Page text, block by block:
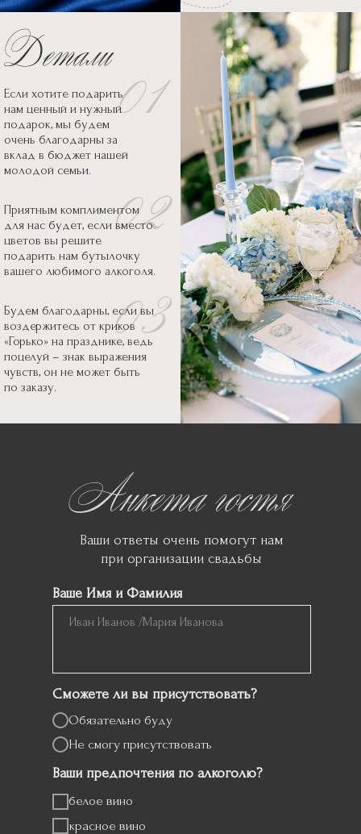
Если хотите подарить
нам ценный и нужный
подарок, мы будем
очень благодарны за
вклад в бюджет нашей
молодой семьи.
Приятным комплиментом
для нас будет, если вместо
цветов вы решите
подарить нам бутылочку
вашего любимого алкоголя.
Будем благодарны, если вы
воздержитесь от криков
«Горько» на празднике, ведь
поцелуй – знак выражения
чувств, он не может быть
по заказу.
Ваши ответы очень помогут нам
при организации свадьбы
Ваше Имя и Фамилия
Сможете ли вы присутствовать?
Обязательно буду
Не смогу присутствовать
Ваши предпочтения по алкоголю?
белое вино
красное вино